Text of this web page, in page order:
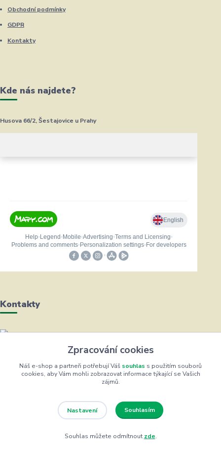
Obchodní podmínky
GDPR
Kontakty
Kde nás najdete?
Husova 66/2, Šestajovice u Prahy
Kontakty
Helena Bayerová
+420 604 711 491
(Po-Čt, 8-16 hod.)
Eshop ŽUFRIK.cz © Copyright 2012 - 2026
Zpracování cookies
Náš e-shop a partneři potřebují Váš souhlas s použitím souborů
cookies, aby Vám mohli zobrazovat informace týkající se Vašich
zájmů.
Nastavení Souhlasím
Souhlas můžete odmítnout zde.